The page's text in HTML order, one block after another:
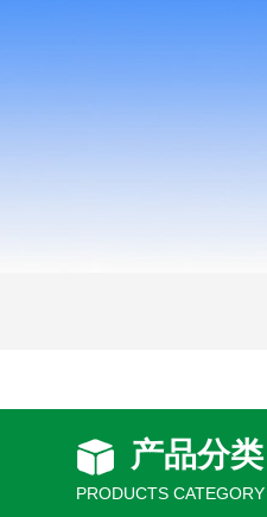
产品分类
PRODUCTS CATEGORY